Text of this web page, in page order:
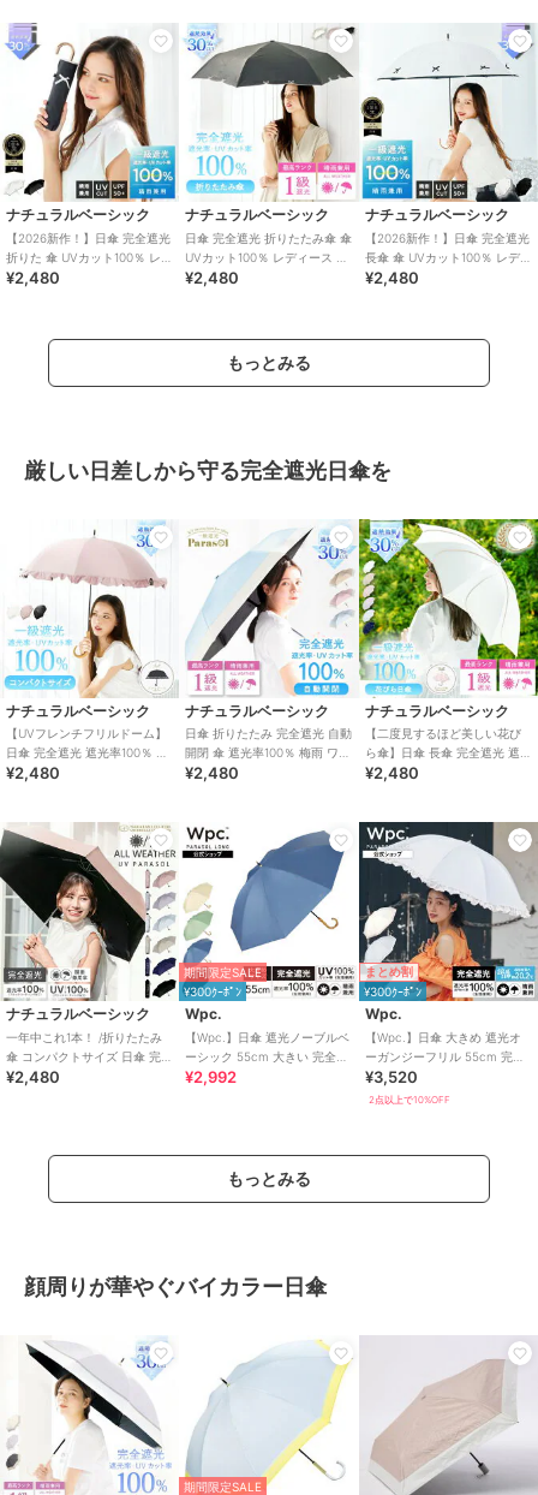
ナチュラルベーシック
【2026新作！】日傘 完全遮光
折りた 傘 UVカット100％ レデ
ィース リボン 耐風仕様 撥水
¥2,480
ナチュラルベーシック
日傘 完全遮光 折りたたみ傘 傘
UVカット100％ レディース 花
柄 耐風仕様 撥水
¥2,480
ナチュラルベーシック
【2026新作！】日傘 完全遮光
長傘 傘 UVカット100％ レディ
ース リボン 耐風仕様 撥水
¥2,480
もっとみる
厳しい日差しから守る完全遮光日傘を
ナチュラルベーシック
【UVフレンチフリルドーム】
日傘 完全遮光 遮光率100％ UV
カット 遮熱 ドーム型 軽量
¥2,480
ナチュラルベーシック
日傘 折りたたみ 完全遮光 自動
開閉 傘 遮光率100％ 梅雨 ワン
タッチ バイカラー UV 紫外線
¥2,480
ナチュラルベーシック
【二度見するほど美しい花び
ら傘】日傘 長傘 完全遮光 遮光
率 100％ UV カット フレラ
¥2,480
ナチュラルベーシック
一年中これ1本！ /折りたたみ
傘 コンパクトサイズ 日傘 完全
遮光 晴雨兼用 撥水 軽量 大き
¥2,480
期間限定SALE
¥300ｸｰﾎﾟﾝ
Wpc.
【Wpc.】日傘 遮光ノーブルベ
ーシック 55cm 大きい 完全遮
光 遮熱 晴雨兼用 長傘
¥2,992
まとめ割
¥300ｸｰﾎﾟﾝ
Wpc.
【Wpc.】日傘 大きめ 遮光オ
ーガンジーフリル 55cm 完全
遮光 遮熱 晴雨兼用 レディース
長傘
¥3,520
2点以上で10%OFF
もっとみる
顔周りが華やぐバイカラー日傘
期間限定SALE